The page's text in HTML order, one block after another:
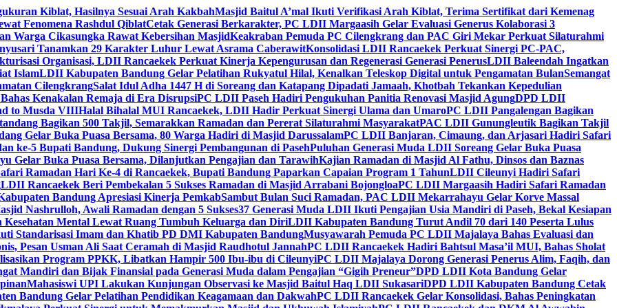
Kiblat, Hasilnya Sesuai Arah KakbahMasjid Baitul A’mal Ikuti Verifikasi Arah Kiblat, Terima Sertifikat dari Kemenag
Fenomena Rashdul QiblatCetak Generasi Berkarakter, PC LDII Margaasih Gelar Evaluasi Generus Kolaborasi 3
Warga Cikasungka Rawat Kebersihan MasjidKeakraban Pemuda PC Cilengkrang dan PAC Giri Mekar Perkuat Silaturahmi
Tanamkan 29 Karakter Luhur Lewat Asrama CaberawitKonsolidasi LDII Rancaekek Perkuat Sinergi PC-PAC,
Organisasi, LDII Rancaekek Perkuat Kinerja Kepengurusan dan Regenerasi Generasi PenerusLDII Baleendah Ingatkan
IslamLDII Kabupaten Bandung Gelar Pelatihan Rukyatul Hilal, Kenalkan Teleskop Digital untuk Pengamatan BulanSemangat
CilengkrangSalat Idul Adha 1447 H di Soreang dan Katapang Dipadati Jamaah, Khotbah Tekankan Kepedulian
Kenakalan Remaja di Era DisrupsiPC LDII Paseh Hadiri Pengukuhan Panitia Renovasi Masjid AgungDPD LDII
to Musda VIIIHalal Bihalal MUI Rancaekek, LDII Hadir Perkuat Sinergi Ulama dan UmaroPC LDII Pangalengan Bagikan
Bagikan 500 Takjil, Semarakkan Ramadan dan Pererat Silaturahmi MasyarakatPAC LDII Gunungleutik Bagikan Takjil
Gelar Buka Puasa Bersama, 80 Warga Hadiri di Masjid DarussalamPC LDII Banjaran, Cimaung, dan Arjasari Hadiri Safari
ke-5 Bupati Bandung, Dukung Sinergi Pembangunan di PasehPuluhan Generasi Muda LDII Soreang Gelar Buka Puasa
Gelar Buka Puasa Bersama, Dilanjutkan Pengajian dan TarawihKajian Ramadan di Masjid Al Fathu, Dinsos dan Baznas
Ramadan Hari Ke-4 di Rancaekek, Bupati Bandung Paparkan Capaian Program 1 TahunLDII Cileunyi Hadiri Safari
LDII Rancaekek Beri Pembekalan 5 Sukses Ramadan di Masjid Arrabani BojongloaPC LDII Margaasih Hadiri Safari Ramadan
Bandung Apresiasi Kinerja PemkabSambut Bulan Suci Ramadan, PAC LDII Mekarrahayu Gelar Korve Massal
Nashrulloh, Awali Ramadan dengan 5 Sukses37 Generasi Muda LDII Ikuti Pengajian Usia Mandiri di Paseh, Bekal Kesiapan
Mental Lewat Ruang Tumbuh Keluarga dan DiriLDII Kabupaten Bandung Turut Andil 70 dari 140 Peserta Lulus
Standarisasi Imam dan Khatib PD DMI Kabupaten BandungMusyawarah Pemuda PC LDII Majalaya Bahas Evaluasi dan
Pesan Usman Ali Saat Ceramah di Masjid Raudhotul JannahPC LDII Rancaekek Hadiri Bahtsul Masa’il MUI, Bahas Sholat
Program PPKK, Libatkan Hampir 500 Ibu-ibu di CileunyiPC LDII Majalaya Dorong Generasi Penerus Alim, Faqih, dan
Mandiri dan Bijak Finansial pada Generasi Muda dalam Pengajian “Gigih Preneur”DPD LDII Kota Bandung Gelar
Mahasiswi UPI Lakukan Kunjungan Observasi ke Masjid Baitul Haq LDII SukasariDPD LDII Kabupaten Bandung Cetak
Bandung Gelar Pelatihan Pendidikan Keagamaan dan DakwahPC LDII Rancaekek Gelar Konsolidasi, Bahas Peningkatan